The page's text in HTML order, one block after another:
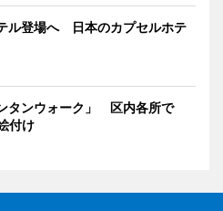
ル登場へ 日本のカプセルホテ
タンウォーク」 区内各所で
付け